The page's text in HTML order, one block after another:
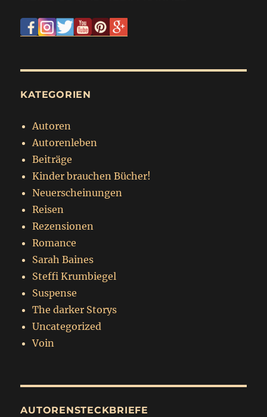
KATEGORIEN
Autoren
Autorenleben
Beiträge
Kinder brauchen Bücher!
Neuerscheinungen
Reisen
Rezensionen
Romance
Sarah Baines
Steffi Krumbiegel
Suspense
The darker Storys
Uncategorized
Voin
AUTORENSTECKBRIEFE